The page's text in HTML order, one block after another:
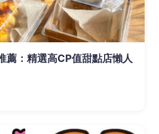
薦：精選高CP值甜點店懶人